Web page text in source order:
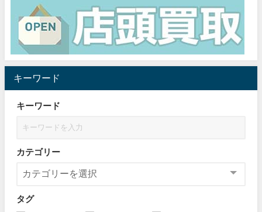
キーワード
キーワード
カテゴリー
タグ